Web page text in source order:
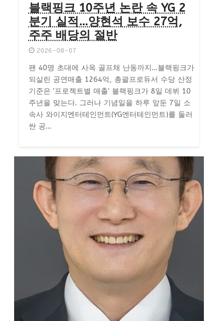
블랙핑크 10주년 논란 속 YG 2
분기 실적…양현석 보수 27억,
주주 배당의 절반
2026-08-07
팬 40명 초대에 사옥 골프채 난동까지…블랙핑크가
되살린 공연매출 1264억, 총괄프로듀서 수당 산정
기준은 '프로젝트별 매출' 블랙핑크가 8일 데뷔 10
주년을 맞는다. 그러나 기념일을 하루 앞둔 7일 소
속사 와이지엔터테인먼트(YG엔터테인먼트)를 둘러
싼 공...